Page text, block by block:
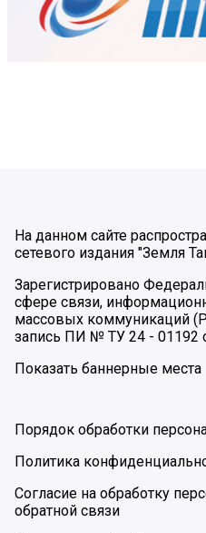
На данном сайте
сетевого издания "Земля
Зарегистрировано
сфере связи,
массовых коммуникаций
запись ПИ № ТУ 24 - 01192
Показать баннерные места
Порядок обработки
Политика
Согласие на обработку
обратной связи